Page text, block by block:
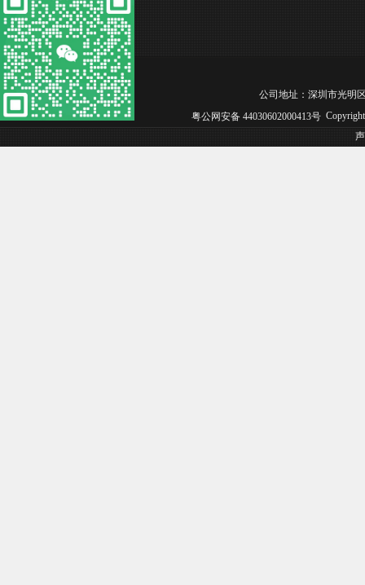
公司地址：深圳市光明
粤公网安备 44030602000413号